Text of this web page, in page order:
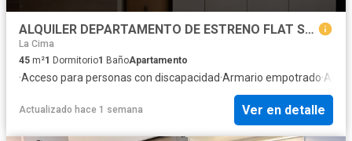
ALQUILER DEPARTAMENTO DE ESTRENO FLAT SAN ISIDRO
La Cima
45 m²1 Dormitorio1 BañoApartamento
·Acceso para personas con discapacidad·Armario empotrado·
Actualizado hace 1 semana Ver en detalle